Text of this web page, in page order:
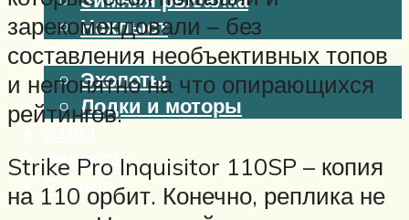
Нахлыст
Снаряжение
Эхолоты
Лодки и моторы
Рецепты
Разное
зарекомендовали – без
составления необъективных топов
и непонятно на что опирающихся
рейтингов.
Strike Pro Inquisitor 110SP – копия
на 110 орбит. Конечно, реплика не